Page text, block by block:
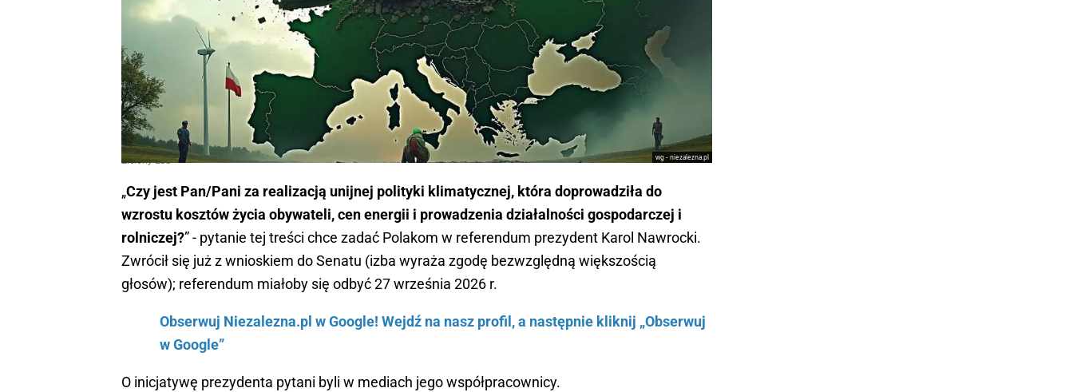
wg - niezalezna.pl
Zielony Ład
„Czy jest Pan/Pani za realizacją unijnej polityki klimatycznej, która doprowadziła do
wzrostu kosztów życia obywateli, cen energii i prowadzenia działalności gospodarczej i
rolniczej?” - pytanie tej treści chce zadać Polakom w referendum prezydent Karol Nawrocki.
Zwrócił się już z wnioskiem do Senatu (izba wyraża zgodę bezwzględną większością
głosów); referendum miałoby się odbyć 27 września 2026 r.
Obserwuj Niezalezna.pl w Google! Wejdź na nasz profil, a następnie kliknij „Obserwuj
w Google”
O inicjatywę prezydenta pytani byli w mediach jego współpracownicy.